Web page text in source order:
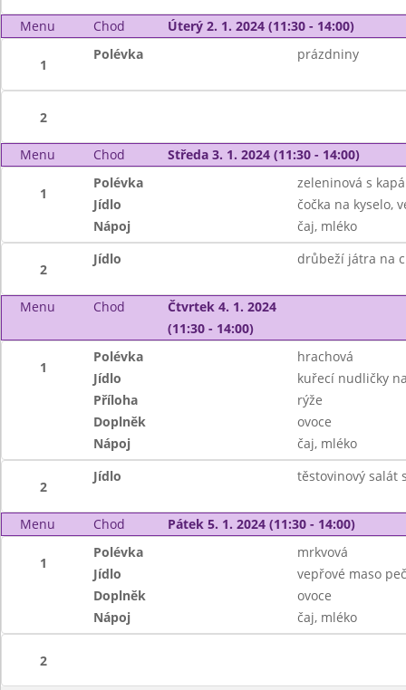
Menu Chod Úterý 2. 1. 2024 (11:30 - 14:00)
1
Polévka prázdniny
2
Menu Chod Středa 3. 1. 2024 (11:30 - 14:00)
1
Polévka
zeleninová s
Jídlo
čočka na kyselo,
Nápoj
čaj, mléko
2
Jídlo drůbeží játra na
Menu Chod
Čtvrtek 4. 1. 2024
(11:30 - 14:00)
1
Polévka
hrachová
Jídlo
kuřecí nudličky
Příloha
rýže
Doplněk
ovoce
Nápoj
čaj, mléko
2
Jídlo těstovinový salát
Menu Chod Pátek 5. 1. 2024 (11:30 - 14:00)
1
Polévka
mrkvová
Jídlo
vepřové maso
Doplněk
ovoce
Nápoj
čaj, mléko
2